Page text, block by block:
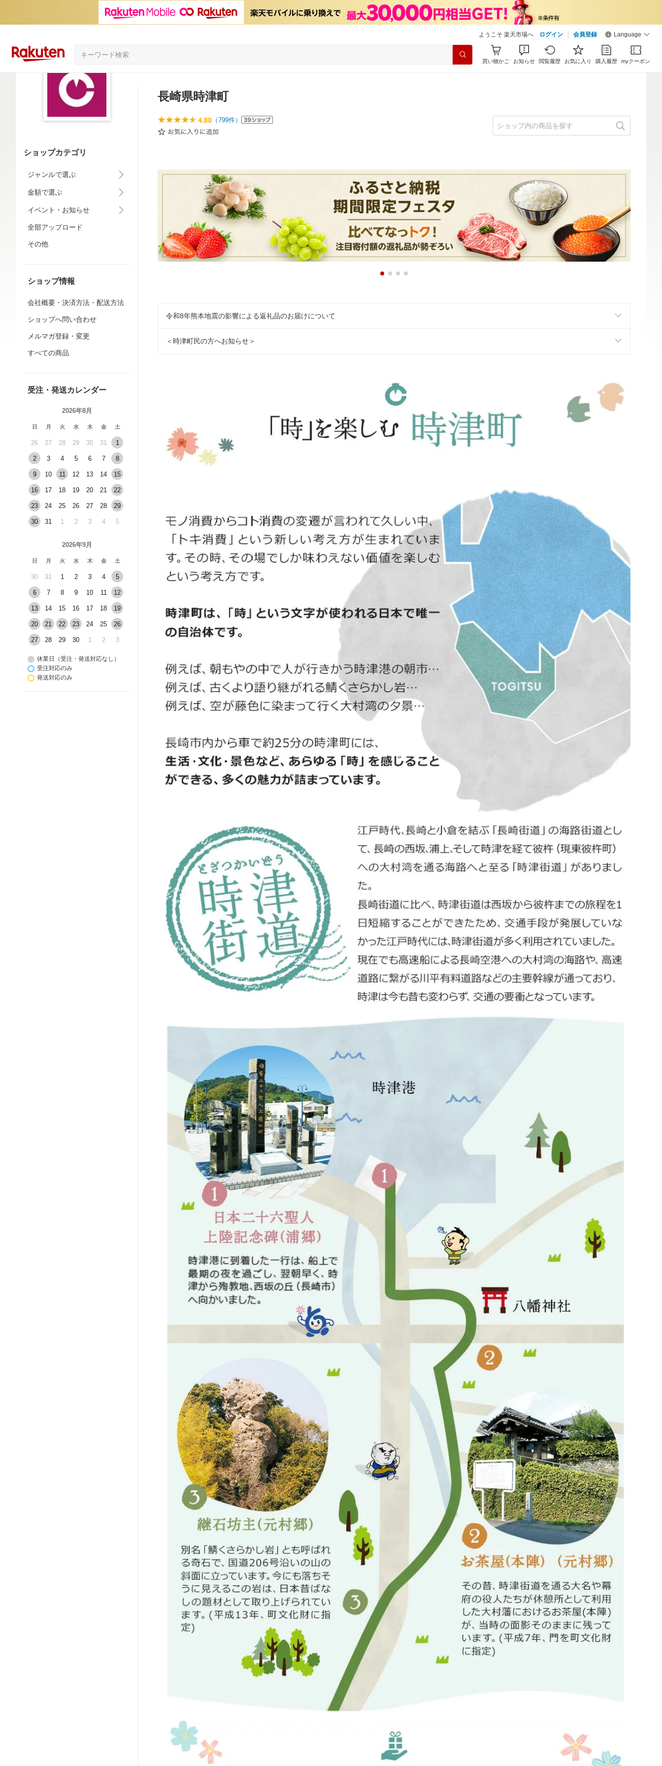
ようこそ 楽天市場へ ログイン 会員登録 Language
買い物かご お知らせ 閲覧履歴 お気に入り 購入履歴 myクーポン
ショップカテゴリ
ジャンルで選ぶ
金額で選ぶ
イベント・お知らせ
全部アップロード
その他
ショップ情報
会社概要・決済方法・配送方法
ショップへ問い合わせ
メルマガ登録・変更
すべての商品
受注・発送カレンダー
2026年8月
日 月 火 水 木 金 土
26 27 28 29 30 31 1
2 3 4 5 6 7 8
9 10 11 12 13 14 15
16 17 18 19 20 21 22
23 24 25 26 27 28 29
30 31 1 2 3 4 5
2026年9月
日 月 火 水 木 金 土
30 31 1 2 3 4 5
6 7 8 9 10 11 12
13 14 15 16 17 18 19
20 21 22 23 24 25 26
27 28 29 30 1 2 3
休業日（受注・発送対応なし）
受注対応のみ
発送対応のみ
長崎県時津町
4.80 （799件）
令和8年熊本地震の影響による返礼品のお届けについて
＜時津町民の方へお知らせ＞